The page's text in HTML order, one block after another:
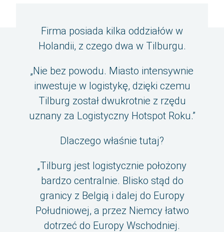
Firma posiada kilka oddziałów w
Holandii, z czego dwa w Tilburgu.
„Nie bez powodu. Miasto intensywnie
inwestuje w logistykę, dzięki czemu
Tilburg został dwukrotnie z rzędu
uznany za Logistyczny Hotspot Roku.”
Dlaczego właśnie tutaj?
„Tilburg jest logistycznie położony
bardzo centralnie. Blisko stąd do
granicy z Belgią i dalej do Europy
Południowej, a przez Niemcy łatwo
dotrzeć do Europy Wschodniej.